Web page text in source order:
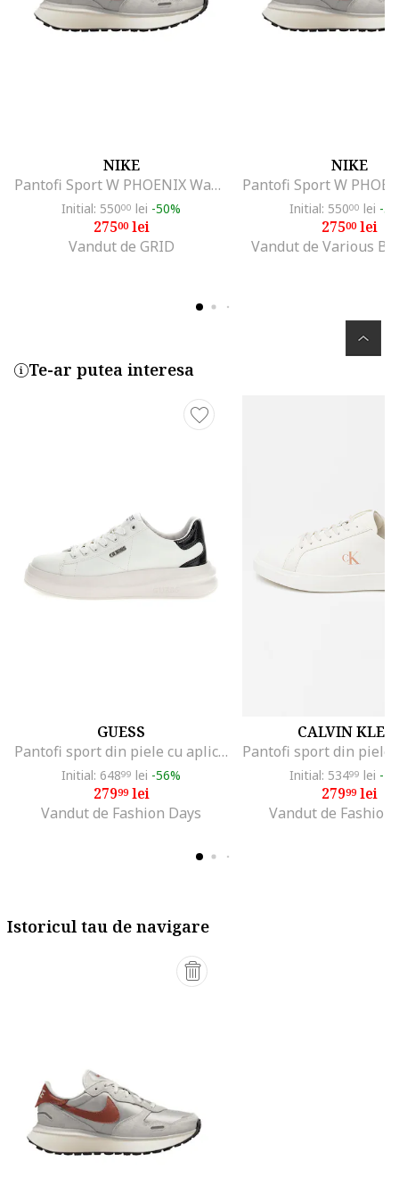
NIKE
Pantofi Sport W PHOENIX Waffle-FD2196-001
Initial: 55000 lei -50%
27500lei
Vandut de GRID
NIKE
Initial: 55000 lei -
27500lei
Vandut de Various
Te-ar putea interesa
GUESS
Pantofi sport din piele cu aplicatie logo, Alb/Negru
Initial: 64899 lei -56%
27999lei
Vandut de Fashion Days
CALVIN
Initial: 53499 lei -
27999lei
Vandut de Fashion
Istoricul tau de navigare